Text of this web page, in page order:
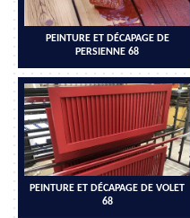
PEINTURE ET DÉCAPAGE DE
PERSIENNE 68
PEINTURE ET DÉCAPAGE DE VOLET
68